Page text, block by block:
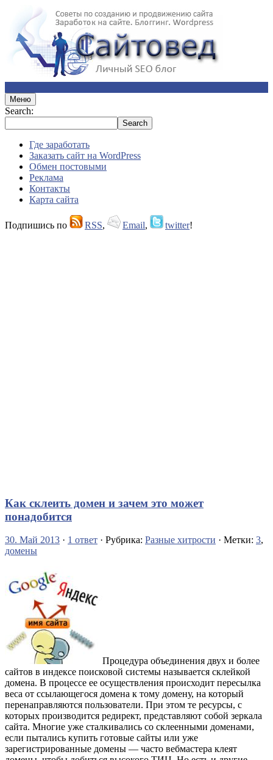
Меню
Search:
Где заработать
Заказать сайт на WordPress
Обмен постовыми
Реклама
Контакты
Карта сайта
Подпишись по RSS, Email, twitter!
Как склеить домен и зачем это может
понадобится
30. Май 2013 · 1 ответ · Рубрика: Разные хитрости · Метки: 3,
домены
Процедура объединения двух и более
сайтов в индексе поисковой системы называется склейкой
домена. В процессе ее осуществления происходит пересылка
веса от ссылающегося домена к тому домену, на который
перенаправляются пользователи. При этом те ресурсы, с
которых производится редирект, представляют собой зеркала
сайта. Многие уже сталкивались со склеенными доменами,
если пытались купить готовые сайты или уже
зарегистрированные домены — часто вебмастера клеят